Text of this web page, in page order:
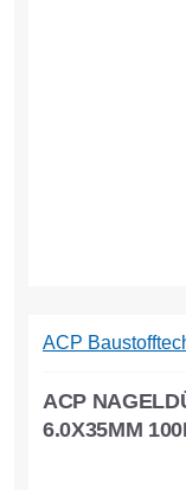
ACP
6.0X35MM
ACP